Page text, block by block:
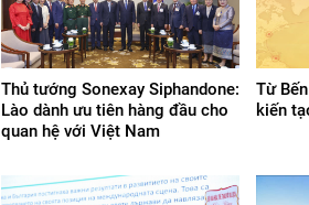
Thủ tướng Sonexay Siphandone:
Lào dành ưu tiên hàng đầu cho
quan hệ với Việt Nam
Từ
kiến